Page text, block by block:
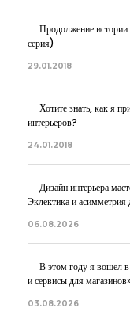
Продолжение истории
серия)
29.01.2018
Хотите знать, как я
интерьеров?
24.01.2018
Дизайн интерьера
Эклектика и асимметрия
06.08.2026
В этом году я вошел
и сервисы для
03.08.2026